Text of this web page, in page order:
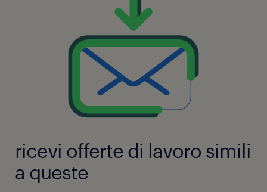
ricevi offerte di lavoro simili
a queste